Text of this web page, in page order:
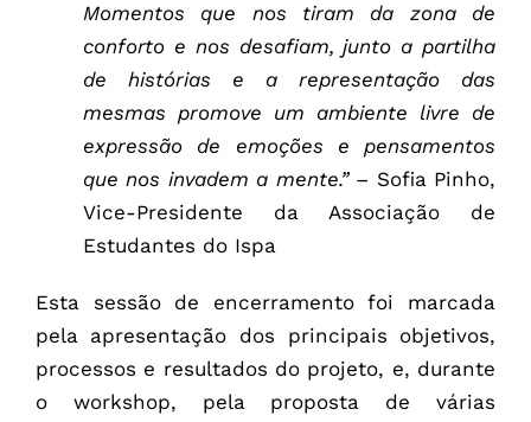
Momentos que nos tiram da zona de
conforto e nos desafiam, junto a partilha
de histórias e a representação das
mesmas promove um ambiente livre de
expressão de emoções e pensamentos
que nos invadem a mente.” – Sofia Pinho,
Vice-Presidente da Associação de
Estudantes do Ispa
Esta sessão de encerramento foi marcada
pela apresentação dos principais objetivos,
processos e resultados do projeto, e, durante
o workshop, pela proposta de várias